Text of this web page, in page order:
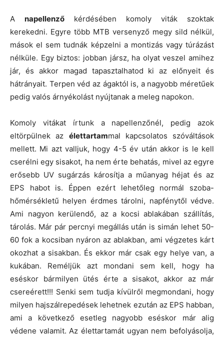
A napellenző kérdésében komoly viták szoktak
kerekedni. Egyre több MTB versenyző megy sild nélkül,
mások el sem tudnák képzelni a montizás vagy túrázást
nélküle. Egy biztos: jobban jársz, ha olyat veszel amihez
jár, és akkor magad tapasztalhatod ki az előnyeit és
hátrányait. Terpen véd az ágaktól is, a nagyobb méretűek
pedig valós árnyékolást nyújtanak a meleg napokon.
Komoly vitákat írtunk a napellenzőnél, pedig azok
eltörpülnek az élettartammal kapcsolatos szóváltások
mellett. Mi azt valljuk, hogy 4-5 év után akkor is le kell
cserélni egy sisakot, ha nem érte behatás, mivel az egyre
erősebb UV sugárzás károsítja a műanyag héjat és az
EPS habot is. Éppen ezért lehetőleg normál szoba-
hőmérsékletű helyen érdmes tárolni, napfénytől védve.
Ami nagyon kerülendő, az a kocsi ablakában szállítás,
tárolás. Már pár percnyi megállás után is simán lehet 50-
60 fok a kocsiban nyáron az ablakban, ami végzetes kárt
okozhat a sisakban. És ekkor már csak egy helye van, a
kukában. Reméljük azt mondani sem kell, hogy ha
eséskor bármilyen ütés érte a sisakot, akkor az már
csereérett!!! Senki sem tudja kívülről megmondani, hogy
milyen hajszálrepedések lehetnek ezután az EPS habban,
ami a következő esetleg nagyobb eséskor már alig
védene valamit. Az élettartamát ugyan nem befolyásolja,